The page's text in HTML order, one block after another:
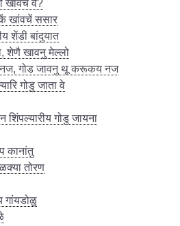
खावंचें वे?
खांवचें ससार
शेंडी बांदुयात
शेणै खावनु मेल्लो
गोड जावनु थू करूकय नज
गोडु जाता वे
गोडु जायना
कानांतु
तोरण